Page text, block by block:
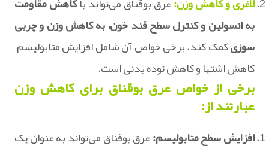
به انسولین و کنترل سطح قند خون، به کاهش وزن و چربی
سوزیکمک کند. برخی خواص آن شامل افزایش متابولیسم،
کاهش اشتها و کاهش توده بدنی است.
برخی از خواص عرق بوقناق برای کاهش وزن
عبارتند از:
افزایش سطح متابولیسم:عرق بوقناق می‌تواند به عنوان یک